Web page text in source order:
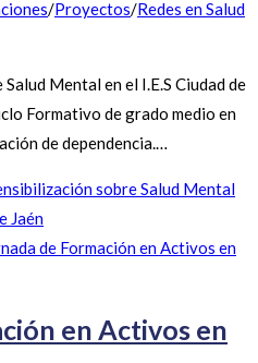
/Proyectos/Redes en Salud
Mental en el I.E.S Ciudad de
Formativo de grado medio en
de dependencia.…
sobre Salud Mental
Jaén
en Activos en